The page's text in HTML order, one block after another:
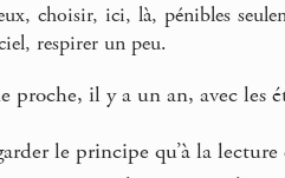
choisir, ici, là, pénibles
respirer un peu.
proche, il y a un an, avec les
le principe qu’à la